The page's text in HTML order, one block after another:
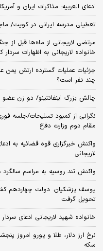
ادعای العربیه: مذاکرات ایران و
تعطیلی مدرسه ایرانی در کویت/
مرتضی لاریجانی از ماه‌ها قبل
خانواده لاریجانی به اظهارات سردار
جزئیات عملیات گسترده ارتش یمن
چند نفر است؟
چالش بزرگ اینفانتینو/ دو زن
نگرانی از کمبود تسلیحات/جلسه
مقام دوم وزارت دفاع
واکنش خبرگزاری قوه قضائیه به
لاریجانی
واکنش تند روسیه به مراسم
تحویل گرفت
خانواده شهید لاریجانی ادعای
سکه